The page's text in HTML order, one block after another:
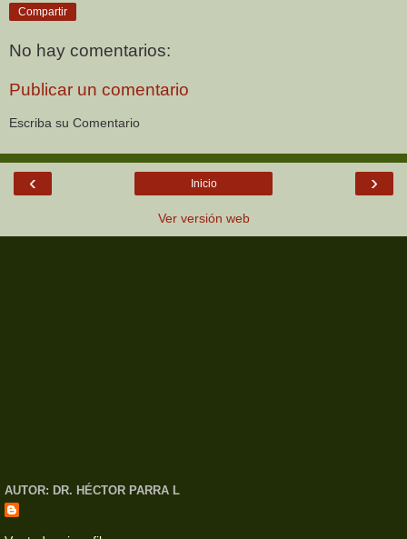
Compartir
No hay comentarios:
Publicar un comentario
Escriba su Comentario
‹ ›
Inicio
Ver versión web
AUTOR: DR. HÉCTOR PARRA L